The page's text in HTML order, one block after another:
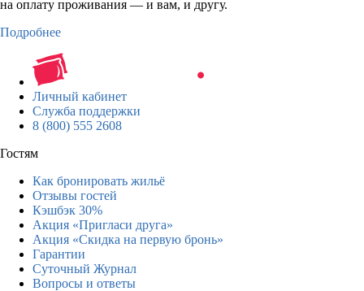
на оплату проживания — и вам, и другу.
Подробнее
Личный кабинет
Служба поддержки
8 (800) 555 2608
Гостям
Как бронировать жильё
Отзывы гостей
Кэшбэк 30%
Акция «Пригласи друга»
Акция «Скидка на первую бронь»
Гарантии
Суточный Журнал
Вопросы и ответы